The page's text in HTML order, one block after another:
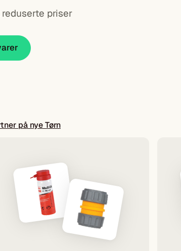
priser
på nye Tørn